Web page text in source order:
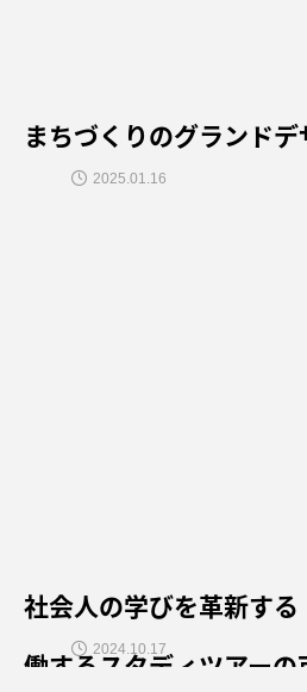
まちづくりのグランドデ
2025.01.16
社会人の学びを革新する
働するスタディツアーの
2024.10.17